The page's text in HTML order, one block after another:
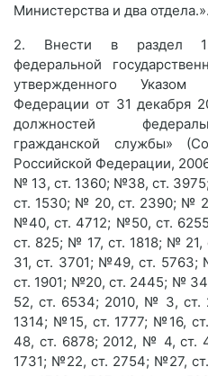
Министерства и два отдела.».
2. Внести в раздел
федеральной
утвержденного Указом
Федерации от 31 декабря
должностей
гражданской службы»
Российской Федерации,
№ 13, ст. 1360; №38, ст.
ст. 1530; № 20, ст. 2390; №
№40, ст. 4712; №50, ст.
ст. 825; № 17, ст. 1818; №
31, ст. 3701; №49, ст.
ст. 1901; №20, ст. 2445; №
52, ст. 6534; 2010, № 3,
1314; №15, ст. 1777; №16,
48, ст. 6878; 2012, № 4,
1731; №22, ст. 2754; №27,